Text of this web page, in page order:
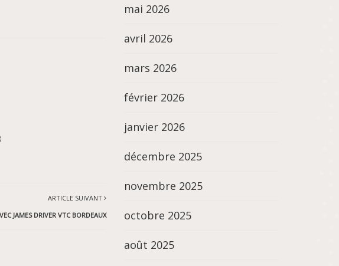
ARTICLE SUIVANT
JAMES DRIVER VTC BORDEAUX
mai 2026
avril 2026
mars 2026
février 2026
janvier 2026
décembre 2025
novembre 2025
octobre 2025
août 2025